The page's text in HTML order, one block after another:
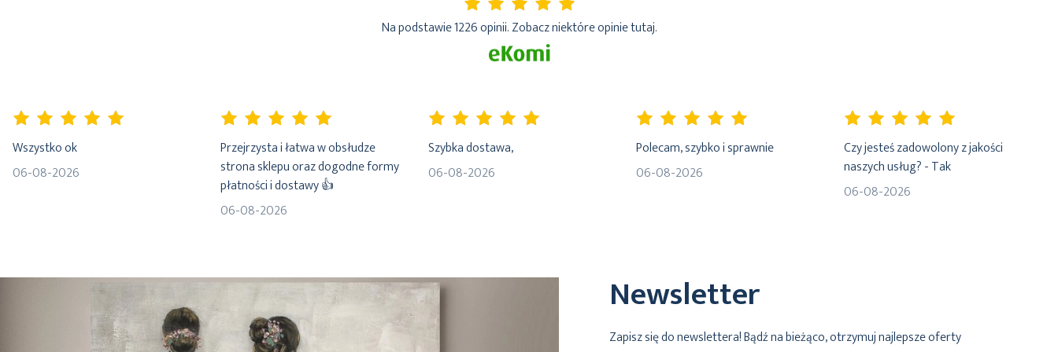
5%
Na podstawie 1226 opinii. Zobacz niektóre opinie tutaj.
Wszystko ok
06-08-2026
Przejrzysta i łatwa w obsłudze
strona sklepu oraz dogodne formy
płatności i dostawy 👍
06-08-2026
Szybka dostawa,
06-08-2026
Polecam, szybko i sprawnie
06-08-2026
Czy jesteś zadowolony z jakości
naszych usług? - Tak
06-08-2026
Newsletter
Zapisz się do newslettera! Bądź na bieżąco, otrzymuj najlepsze oferty